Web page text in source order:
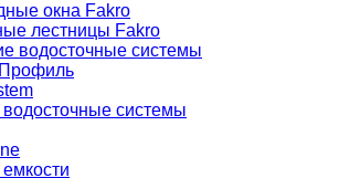
окна Fakro
лестницы Fakro
водосточные системы
системы